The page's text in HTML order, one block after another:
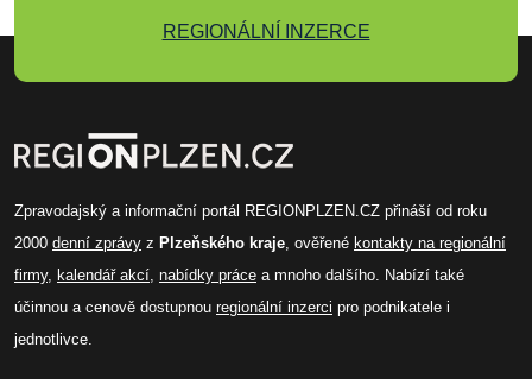
REGIONÁLNÍ INZERCE
Zpravodajský a informační portál REGIONPLZEN.CZ přináší od roku
2000 denní zprávy z Plzeňského kraje, ověřené kontakty na regionální
firmy, kalendář akcí, nabídky práce a mnoho dalšího. Nabízí také
účinnou a cenově dostupnou regionální inzerci pro podnikatele i
jednotlivce.